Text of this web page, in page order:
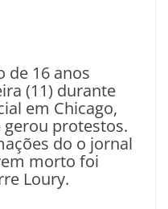
de 16 anos
(11) durante
em Chicago,
gerou protestos.
do o jornal
morto foi
Loury.